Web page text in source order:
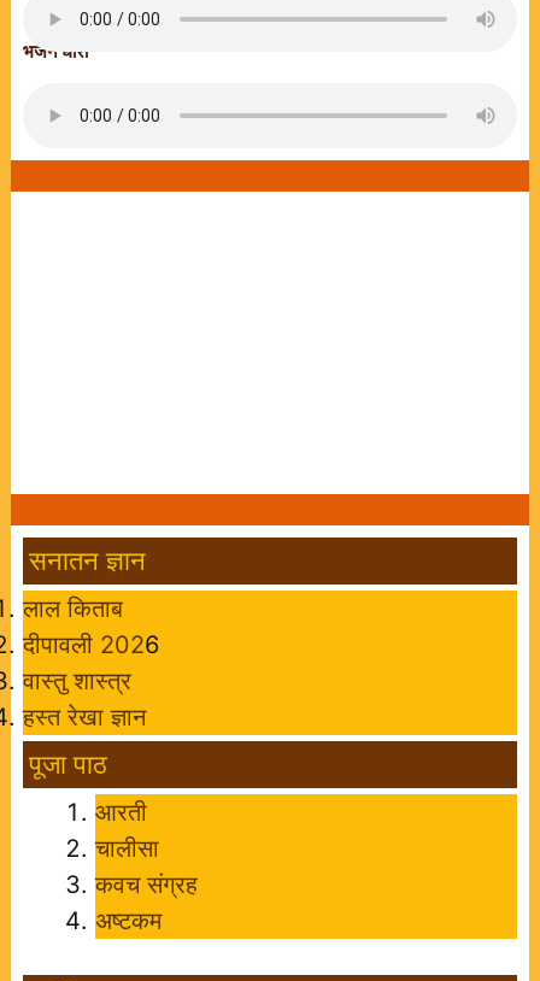
भजन धारा
सनातन ज्ञान
लाल किताब
दीपावली 2026
वास्तु शास्त्र
हस्त रेखा ज्ञान
पूजा पाठ
आरती
चालीसा
कवच संग्रह
अष्टकम